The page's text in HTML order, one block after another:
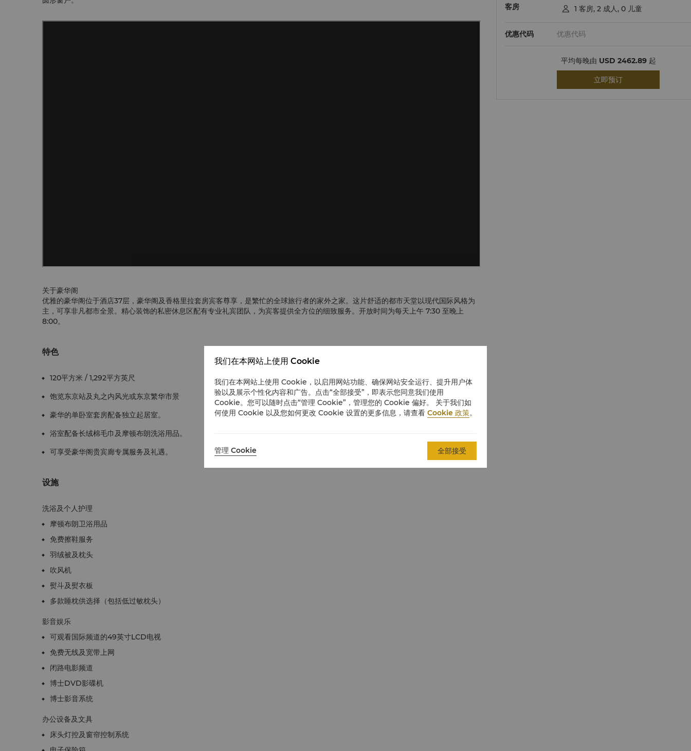
关于豪华阁
优雅的豪华阁位于酒店37层，豪华阁及香格里拉套房宾客尊享，是繁忙的全球旅行者的家外之家。这片舒适的都市天堂以现代国际风格为
主，可享非凡都市全景。精心装饰的私密休息区配有专业礼宾团队，为宾客提供全方位的细致服务。开放时间为每天上午 7:30 至晚上
8:00。
特色
120平方米 / 1,292平方英尺
饱览东京站及丸之内风光或东京繁华市景
豪华的单卧室套房配备独立起居室。
浴室配备长绒棉毛巾及摩顿布朗洗浴用品。
可享受豪华阁贵宾廊专属服务及礼遇。
设施
洗浴及个人护理
摩顿布朗卫浴用品
免费擦鞋服务
羽绒被及枕头
吹风机
熨斗及熨衣板
多款睡枕供选择（包括低过敏枕头）
影音娱乐
可观看国际频道的49英寸LCD电视
免费无线及宽带上网
闭路电影频道
博士DVD影碟机
博士影音系统
办公设备及文具
床头灯控及窗帘控制系统
客房  1 客房, 2 成人 , 0 儿童
优惠代码
平均每晚由 USD 2462.89 起
立即预订
我们在本网站上使用 Cookie
我们在本网站上使用 Cookie，以启用网站功能、确保网站安全运行、提升用户体
验以及展示个性化内容和广告。点击“全部接受”，即表示您同意我们使用
Cookie。您可以随时点击“管理 Cookie”，管理您的 Cookie 偏好。 关于我们如
何使用 Cookie 以及您如何更改 Cookie 设置的更多信息，请查看 Cookie 政策。
管理 Cookie 全部接受